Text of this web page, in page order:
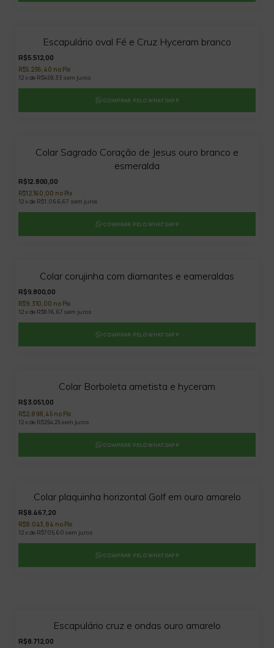
%OFF
Escapulário oval Fé e Cruz Hyceram branco
R$5.512,00
R$5.236,40 no Pix
12 x de R$459,33 sem juros
COMPRAR PELO WHATSAPP
Colar Sagrado Coração de Jesus ouro branco e
esmeralda
R$12.800,00
R$12.160,00 no Pix
12 x de R$1.066,67 sem juros
COMPRAR PELO WHATSAPP
Colar corujinha com diamantes e eameraldas
R$9.800,00
R$9.310,00 no Pix
12 x de R$816,67 sem juros
COMPRAR PELO WHATSAPP
OFFColar Borboleta ametista e hyceram
R$3.051,00
R$2.898,45 no Pix
12 x de R$254,25 sem juros
COMPRAR PELO WHATSAPP
Colar plaquinha horizontal Golf em ouro amarelo
R$8.467,20
R$8.043,84 no Pix
12 x de R$705,60 sem juros
COMPRAR PELO WHATSAPP
Escapulário cruz e ondas ouro amarelo
R$8.712,00